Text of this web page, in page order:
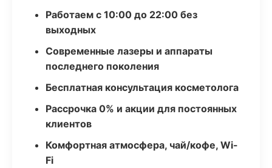
Работаем с 10:00 до 22:00 без
выходных
Современные лазеры и аппараты
последнего поколения
Бесплатная консультация косметолога
Рассрочка 0% и акции для постоянных
клиентов
Комфортная атмосфера, чай/кофе, Wi-
Fi